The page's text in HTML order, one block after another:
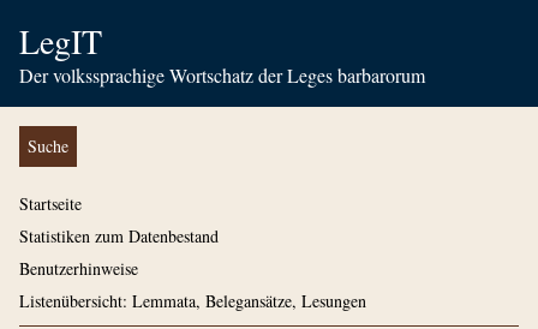
LegIT
Der volkssprachige Wortschatz der Leges barbarorum
Suche
Startseite
Statistiken zum Datenbestand
Benutzerhinweise
Listenübersicht: Lemmata, Belegansätze, Lesungen